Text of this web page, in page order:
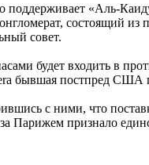
«Аль-
совет.
будет входить
бывшая постпред
с ними, что
Парижем признало